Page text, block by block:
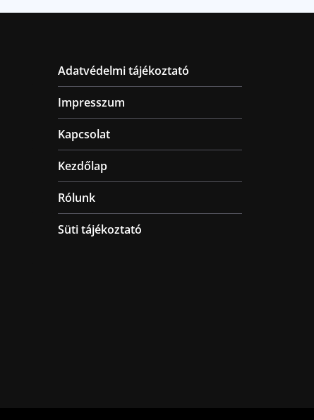
Adatvédelmi tájékoztató
Impresszum
Kapcsolat
Kezdőlap
Rólunk
Süti tájékoztató